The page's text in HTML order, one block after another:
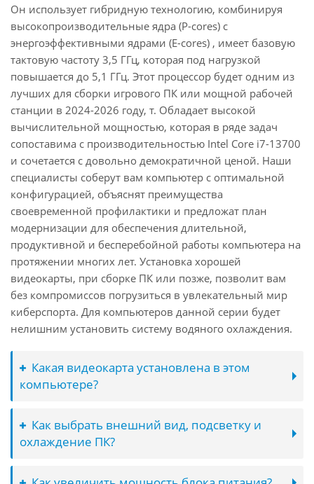
Он использует гибридную технологию, комбинируя
высокопроизводительные ядра (P-cores) с
энергоэффективными ядрами (E-cores) , имеет базовую
тактовую частоту 3,5 ГГц, которая под нагрузкой
повышается до 5,1 ГГц. Этот процессор будет одним из
лучших для сборки игрового ПК или мощной рабочей
станции в 2024-2026 году, т. Обладает высокой
вычислительной мощностью, которая в ряде задач
сопоставима с производительностью Intel Core i7-13700
и сочетается с довольно демократичной ценой. Наши
специалисты соберут вам компьютер с оптимальной
конфигурацией, объяснят преимущества
своевременной профилактики и предложат план
модернизации для обеспечения длительной,
продуктивной и бесперебойной работы компьютера на
протяжении многих лет. Установка хорошей
видеокарты, при сборке ПК или позже, позволит вам
без компромиссов погрузиться в увлекательный мир
киберспорта. Для компьютеров данной серии будет
нелишним установить систему водяного охлаждения.
Какая видеокарта установлена в этом
компьютере?
Как выбрать внешний вид, подсветку и
охлаждение ПК?